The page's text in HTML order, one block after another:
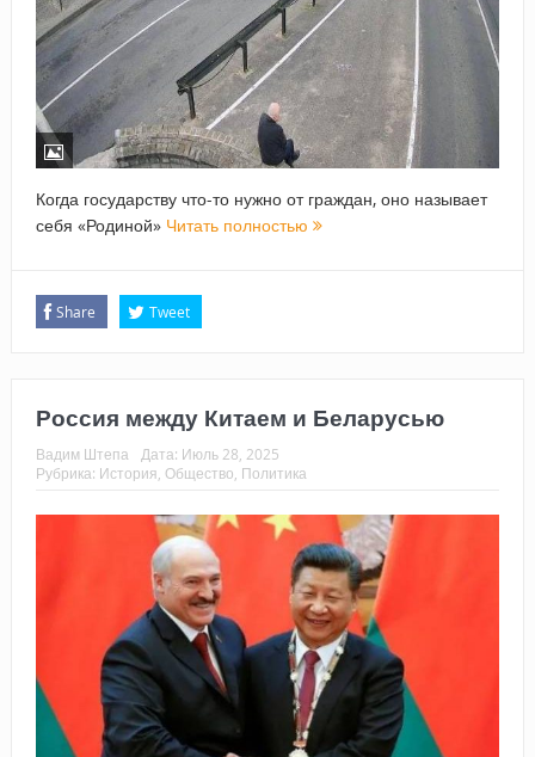
Когда государству что-то нужно от граждан, оно называет
себя «Родиной» Читать полностью
Share Tweet
Россия между Китаем и Беларусью
Вадим Штепа Дата: Июль 28, 2025
Рубрика: История Общество Политика